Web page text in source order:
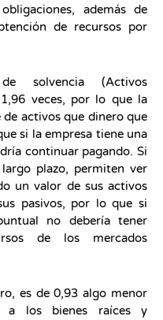
además de
de recursos por
solvencia (Activos
veces, por lo que la
activos que dinero que
si la empresa tiene una
continuar pagando. Si
plazo, permiten ver
un valor de sus activos
pasivos, por lo que si
no debería tener
de los mercados
es de 0,93 algo menor
a los bienes raíces y